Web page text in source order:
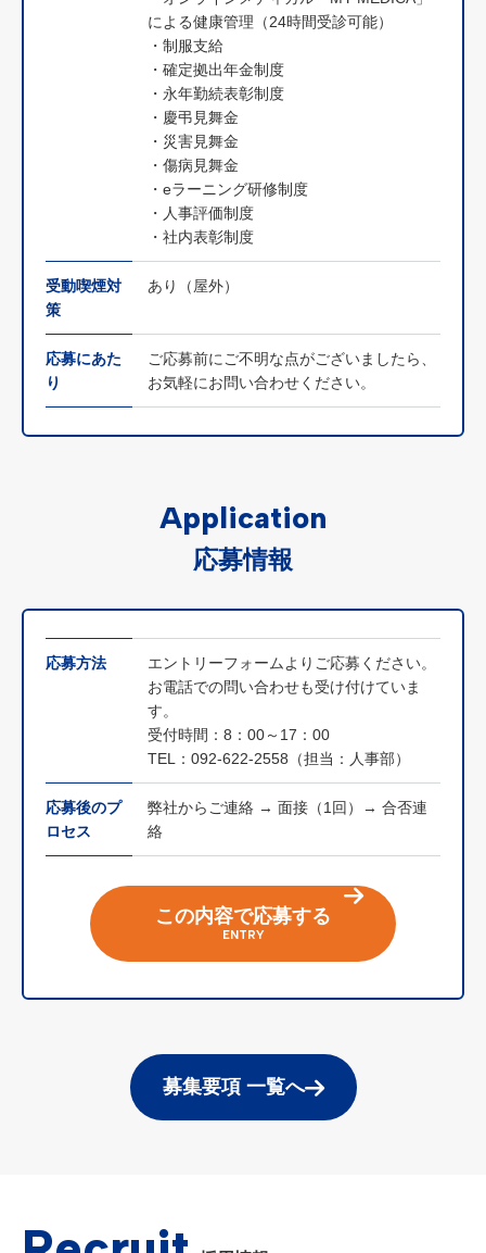
による健康管理（24時間受診可能）
・制服支給
・確定拠出年金制度
・永年勤続表彰制度
・慶弔見舞金
・災害見舞金
・傷病見舞金
・eラーニング研修制度
・人事評価制度
・社内表彰制度
受動喫煙対
策
あり（屋外）
応募にあた
り
ご応募前にご不明な点がございましたら、
お気軽にお問い合わせください。
Application
応募情報
応募方法
エントリーフォームよりご応募ください。
お電話での問い合わせも受け付けていま
す。
受付時間：8：00～17：00
TEL：092-622-2558（担当：人事部）
応募後のプ
ロセス
弊社からご連絡 → 面接（1回）→ 合否連
絡
この内容で応募する
ENTRY
募集要項 一覧へ